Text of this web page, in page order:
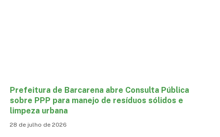
Prefeitura de Barcarena abre Consulta Pública
sobre PPP para manejo de resíduos sólidos e
limpeza urbana
28 de julho de 2026